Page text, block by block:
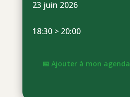
23 juin 2026
18:30 > 20:00
📅 Ajouter à mon agenda